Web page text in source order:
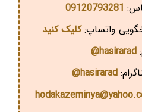
09120793281
واتساپ:کلیک کنید
hasirarad@
hasirarad@